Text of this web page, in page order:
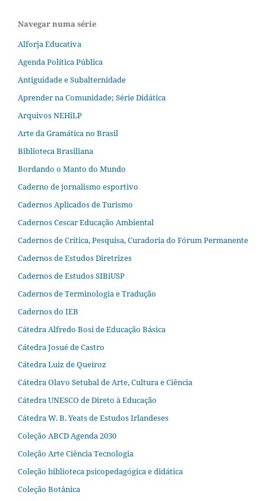
Navegar numa série
Alforja Educativa
Agenda Política Pública
Antiguidade e Subalternidade
Aprender na Comunidade; Série Didática
Arquivos NEHiLP
Arte da Gramática no Brasil
Biblioteca Brasiliana
Bordando o Manto do Mundo
Caderno de jornalismo esportivo
Cadernos Aplicados de Turismo
Cadernos Cescar Educação Ambiental
Cadernos de Crítica, Pesquisa, Curadoria do Fórum Permanente
Cadernos de Estudos Diretrizes
Cadernos de Estudos SIBiUSP
Cadernos de Terminologia e Tradução
Cadernos do IEB
Cátedra Alfredo Bosi de Educação Básica
Cátedra Josué de Castro
Cátedra Luiz de Queiroz
Cátedra Olavo Setubal de Arte, Cultura e Ciência
Cátedra UNESCO de Direto à Educação
Cátedra W. B. Yeats de Estudos Irlandeses
Coleção ABCD Agenda 2030
Coleção Arte Ciência Tecnologia
Coleção biblioteca psicopedagógica e didática
Coleção Botânica